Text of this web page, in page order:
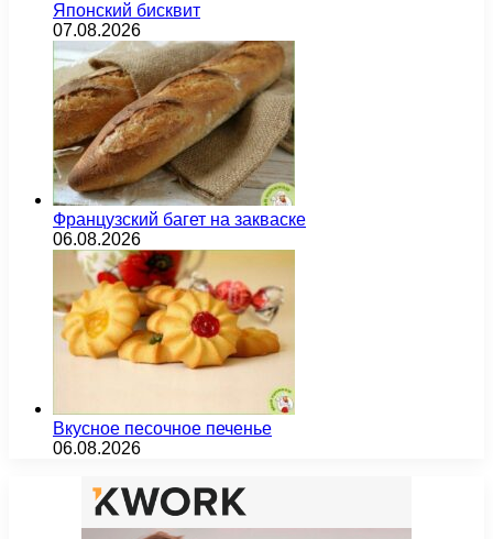
Японский бисквит
07.08.2026
Французский багет на закваске
06.08.2026
Вкусное песочное печенье
06.08.2026